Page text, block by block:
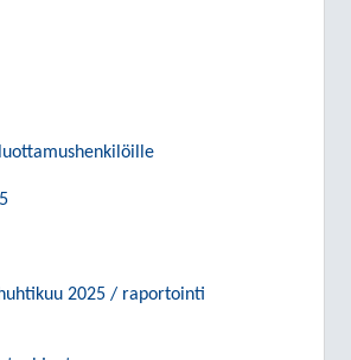
2025 / raportointi